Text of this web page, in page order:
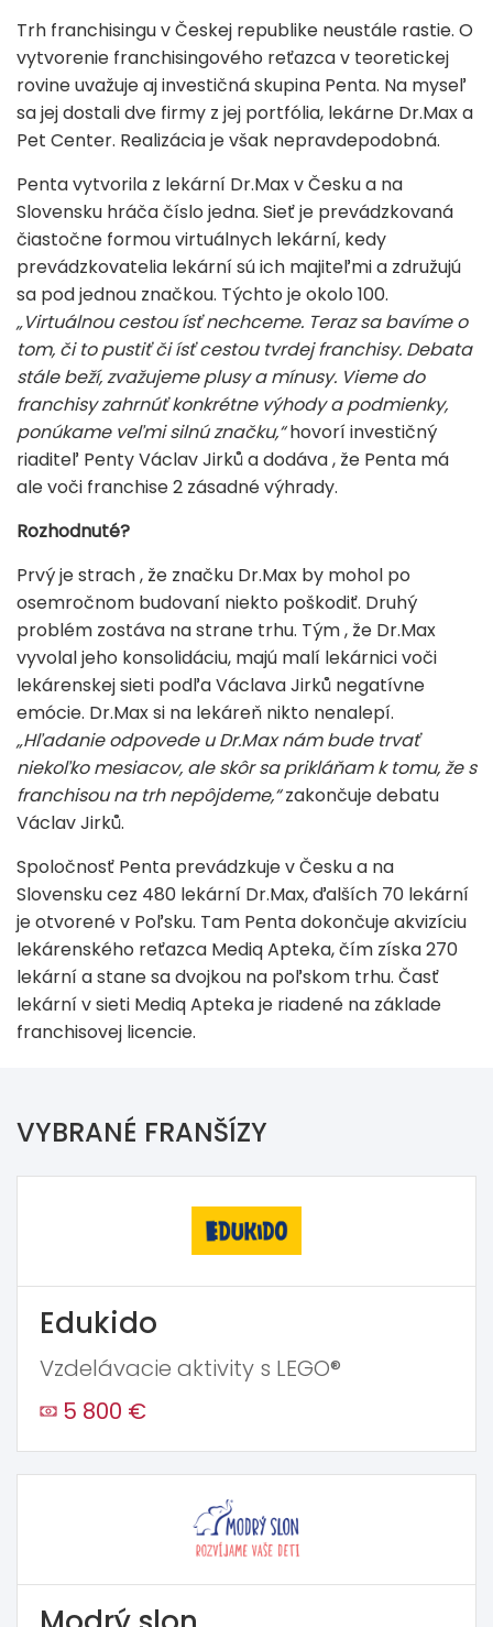
Trh franchisingu v Českej republike neustále rastie. O
vytvorenie franchisingového reťazca v teoretickej
rovine uvažuje aj investičná skupina Penta. Na myseľ
sa jej dostali dve firmy z jej portfólia, lekárne Dr.Max a
Pet Center. Realizácia je však nepravdepodobná.
Penta vytvorila z lekární Dr.Max v Česku a na
Slovensku hráča číslo jedna. Sieť je prevádzkovaná
čiastočne formou virtuálnych lekární, kedy
prevádzkovatelia lekární sú ich majiteľmi a združujú
sa pod jednou značkou. Týchto je okolo 100.
„Virtuálnou cestou ísť nechceme. Teraz sa bavíme o
tom, či to pustiť či ísť cestou tvrdej franchisy. Debata
stále beží, zvažujeme plusy a mínusy. Vieme do
franchisy zahrnúť konkrétne výhody a podmienky,
ponúkame veľmi silnú značku,“hovorí investičný
riaditeľ Penty Václav Jirků a dodáva , že Penta má
ale voči franchise 2 zásadné výhrady.
Rozhodnuté?
Prvý je strach , že značku Dr.Max by mohol po
osemročnom budovaní niekto poškodiť. Druhý
problém zostáva na strane trhu. Tým , že Dr.Max
vyvolal jeho konsolidáciu, majú malí lekárnici voči
lekárenskej sieti podľa Václava Jirků negatívne
emócie. Dr.Max si na lekáreň nikto nenalepí.
„Hľadanie odpovede u Dr.Max nám bude trvať
niekoľko mesiacov, ale skôr sa prikláňam k tomu, že s
franchisou na trh nepôjdeme,“zakončuje debatu
Václav Jirků.
Spoločnosť Penta prevádzkuje v Česku a na
Slovensku cez 480 lekární Dr.Max, ďalších 70 lekární
je otvorené v Poľsku. Tam Penta dokončuje akvizíciu
lekárenského reťazca Mediq Apteka, čím získa 270
lekární a stane sa dvojkou na poľskom trhu. Časť
lekární v sieti Mediq Apteka je riadené na základe
franchisovej licencie.
VYBRANÉ FRANŠÍZY
Edukido
Vzdelávacie aktivity s LEGO®
5 800 €